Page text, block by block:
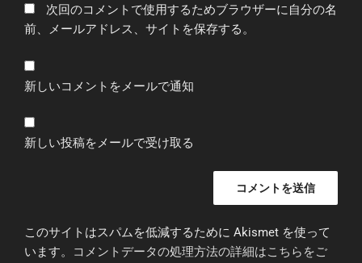
次回のコメントで使用するためブラウザーに自分の名
前、メールアドレス、サイトを保存する。
新しいコメントをメールで通知
新しい投稿をメールで受け取る
このサイトはスパムを低減するために Akismet を使って
います。
コメントデータの処理方法の詳細はこちらをご